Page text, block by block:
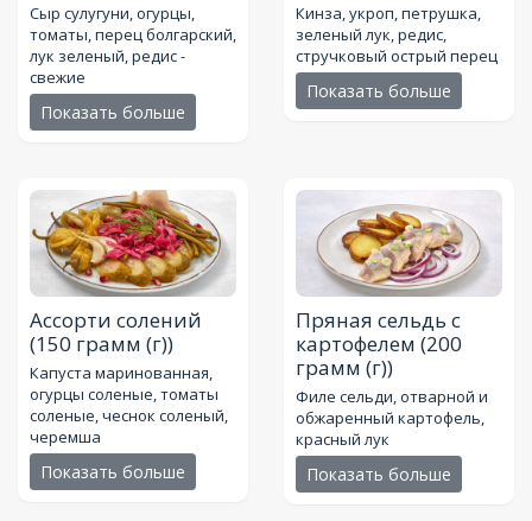
Сыр сулугуни, огурцы,
томаты, перец болгарский,
лук зеленый, редис -
свежие
Показать больше
Кинза, укроп, петрушка,
зеленый лук, редис,
стручковый острый перец
Показать больше
Ассорти солений
(150 грамм (г))
Капуста маринованная,
огурцы соленые, томаты
соленые, чеснок соленый,
черемша
Показать больше
Пряная сельдь с
картофелем (200
грамм (г))
Филе сельди, отварной и
обжаренный картофель,
красный лук
Показать больше